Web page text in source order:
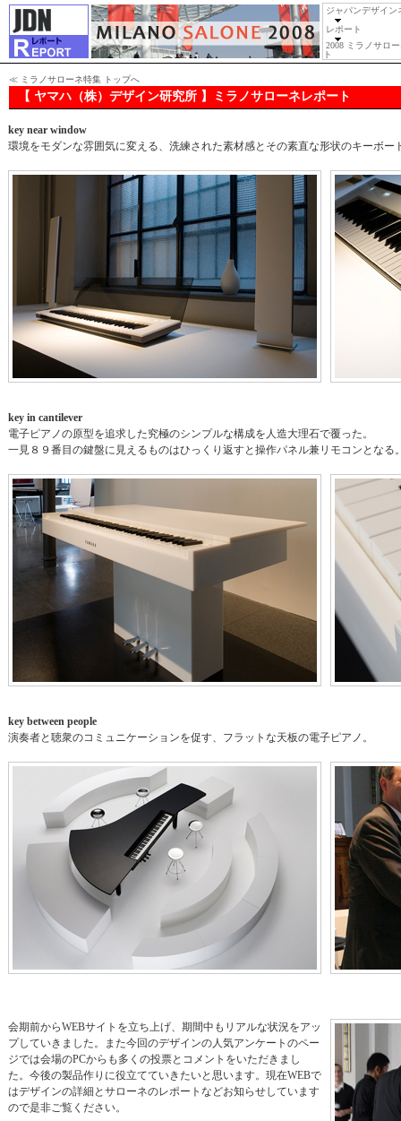
ジャパンデザイン
レポート
2008 ミラノサロ
ト
≪ ミラノサローネ特集 トップへ
【 ヤマハ（株）デザイン研究所 】ミラノサローネレポート
key near window
環境をモダンな雰囲気に変える、洗練された素材感とその素直な形状のキーボー
key in cantilever
電子ピアノの原型を追求した究極のシンプルな構成を人造大理石で覆った。
一見８９番目の鍵盤に見えるものはひっくり返すと操作パネル兼リモコンとなる
key between people
演奏者と聴衆のコミュニケーションを促す、フラットな天板の電子ピアノ。
会期前からWEBサイトを立ち上げ、期間中もリアルな状況をアッ
プしていきました。また今回のデザインの人気アンケートのペー
ジでは会場のPCからも多くの投票とコメントをいただきまし
た。今後の製品作りに役立てていきたいと思います。現在WEBで
はデザインの詳細とサローネのレポートなどお知らせしています
ので是非ご覧ください。